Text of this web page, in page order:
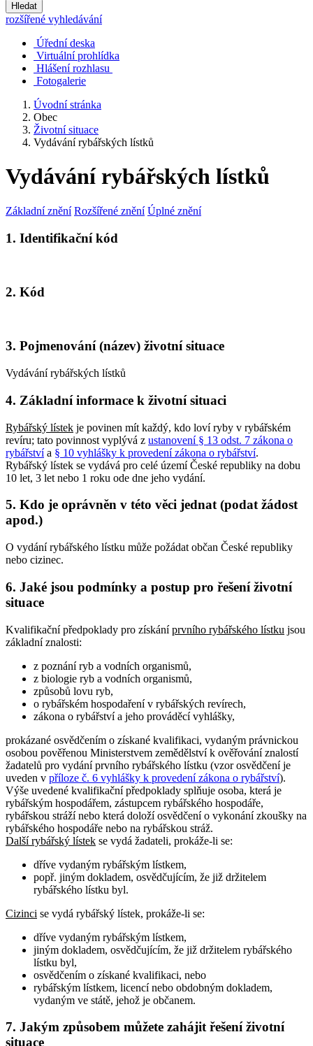
Hledat
rozšířené vyhledávání
Úřední deska
Virtuální prohlídka
Hlášení rozhlasu
Fotogalerie
Úvodní stránka
Obec
Životní situace
Vydávání rybářských lístků
Vydávání rybářských lístků
Základní znění Rozšířené znění Úplné znění
1. Identifikační kód
2. Kód
3. Pojmenování (název) životní situace
Vydávání rybářských lístků
4. Základní informace k životní situaci
Rybářský lístek je povinen mít každý, kdo loví ryby v rybářském
revíru; tato povinnost vyplývá z ustanovení § 13 odst. 7 zákona o
rybářstvía § 10 vyhlášky k provedení zákona o rybářství.
Rybářský lístek se vydává pro celé území České republiky na dobu
10 let, 3 let nebo 1 roku ode dne jeho vydání.
5. Kdo je oprávněn v této věci jednat (podat žádost
apod.)
O vydání rybářského lístku může požádat občan České republiky
nebo cizinec.
6. Jaké jsou podmínky a postup pro řešení životní
situace
Kvalifikační předpoklady pro získáníprvního rybářského lístku jsou
základní znalosti:
z poznání ryb a vodních organismů,
z biologie ryb a vodních organismů,
způsobů lovu ryb,
o rybářském hospodaření v rybářských revírech,
zákona o rybářství a jeho prováděcí vyhlášky,
prokázané osvědčením o získané kvalifikaci, vydaným právnickou
osobou pověřenou Ministerstvem zemědělství k ověřování znalostí
žadatelů pro vydání prvního rybářského lístku (vzor osvědčení je
uveden v příloze č. 6 vyhlášky k provedení zákona o rybářství).
Výše uvedené kvalifikační předpoklady splňuje osoba, která je
rybářským hospodářem, zástupcem rybářského hospodáře,
rybářskou stráží nebo která doloží osvědčení o vykonání zkoušky na
rybářského hospodáře nebo na rybářskou stráž.
Další rybářský lístek se vydá žadateli, prokáže-li se:
dříve vydaným rybářským lístkem,
popř. jiným dokladem, osvědčujícím, že již držitelem
rybářského lístku byl.
Cizinci se vydá rybářský lístek, prokáže-li se:
dříve vydaným rybářským lístkem,
jiným dokladem, osvědčujícím, že již držitelem rybářského
lístku byl,
osvědčením o získané kvalifikaci, nebo
rybářským lístkem, licencí nebo obdobným dokladem,
vydaným ve státě, jehož je občanem.
7. Jakým způsobem můžete zahájit řešení životní
situace